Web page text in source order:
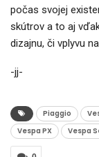
počas svojej
skútrov a to aj
dizajnu, či vplyvu
-jj-
Piaggio
Vespa PX
Vespa